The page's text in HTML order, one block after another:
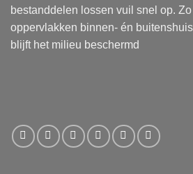
bestanddelen lossen vuil snel op.
oppervlakken binnen- én
blijft het milieu beschermd